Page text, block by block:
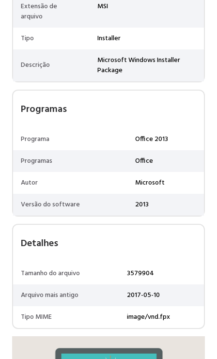
Extensão de
arquivo
MSI
Tipo Installer
Descrição
Microsoft Windows Installer
Package
Programas
Programa
Office 2013
Programas
Office
Autor
Microsoft
Versão do software
2013
Detalhes
Tamanho do arquivo
3579904
Arquivo mais antigo
2017-05-10
Tipo MIME
image/vnd.fpx